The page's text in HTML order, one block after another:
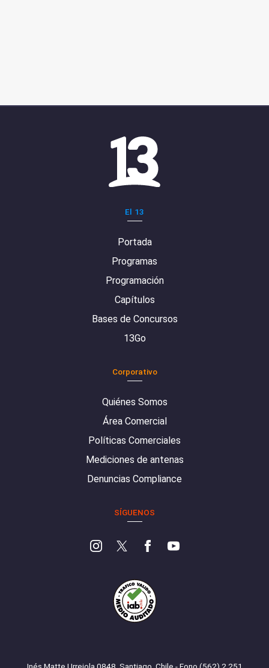
El 13
Portada
Programas
Programación
Capítulos
Bases de Concursos
13Go
Corporativo
Quiénes Somos
Área Comercial
Políticas Comerciales
Mediciones de antenas
Denuncias Compliance
SÍGUENOS
Inés Matte Urrejola 0848, Santiago, Chile - Fono (562) 2 251